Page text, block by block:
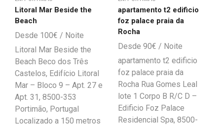
Litoral Mar Beside the
Beach
100€
Litoral Mar Beside the
Beach Beco dos Três
Castelos, Edifício Litoral
Mar – Bloco 9 – Apt. 27 e
Apt. 31, 8500-353
Portimão, Portugal
Localizado a 150 metros
apartamento t2 edificio
foz palace praia da
Rocha
90€
apartamento t2 edificio
foz palace praia da
Rocha Rua Gomes Leal
lote 1 Corpo B R/C D –
Edificio Foz Palace
Residencial Spa, 8500-